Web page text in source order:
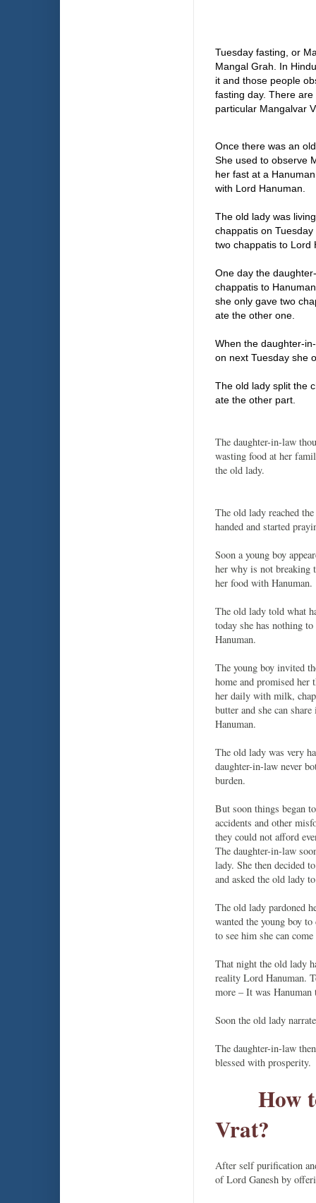
Tuesday fasting, or
Mangal Grah. In
it and those people
fasting day. There
particular Mangalvar
Once there was an
She used to observe
her fast at a Hanuman
with Lord Hanuman.
The old lady was
chappatis on
two chappatis to Lord
One day the
chappatis to
she only gave two
ate the other one.
When the daughter-
on next Tuesday she
The old lady split the
ate the other part.
The daughter-in-law
wasting food at her
the old lady.
The old lady reached
handed and started
Soon a young boy
her why is not breaking
her food with Hanuman.
The old lady told what
today she has nothing
Hanuman.
The young boy invited
home and promised her
her daily with milk,
butter and she can
Hanuman.
The old lady was very
daughter-in-law never
burden.
But soon things began
accidents and other
they could not afford
The daughter-in-law
lady. She then decided
and asked the old lady
The old lady pardoned
wanted the young boy
to see him she can
That night the old lady
reality Lord Hanuman.
more – It was Hanuman
Soon the old lady
The daughter-in-law
blessed with prosperity.
How
Vrat?
After self purification
of Lord Ganesh by